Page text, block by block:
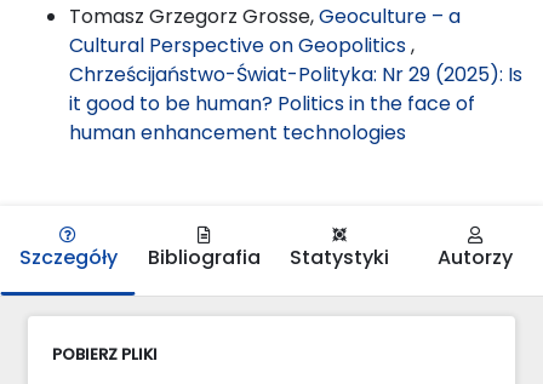
Tomasz Grzegorz Grosse,Geoculture – a
Cultural Perspective on Geopolitics,
Chrześcijaństwo-Świat-Polityka: Nr 29 (2025): Is
it good to be human? Politics in the face of
human enhancement technologies
Szczegóły Bibliografia Statystyki Autorzy
POBIERZ PLIKI